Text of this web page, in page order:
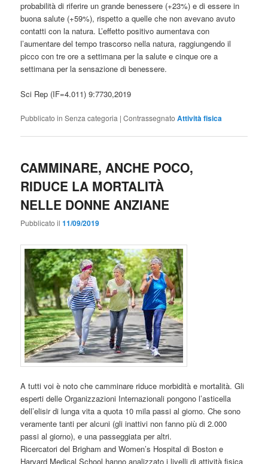
probabilità di riferire un grande benessere (+23%) e di essere in
buona salute (+59%), rispetto a quelle che non avevano avuto
contatti con la natura. L’effetto positivo aumentava con
l’aumentare del tempo trascorso nella natura, raggiungendo il
picco con tre ore a settimana per la salute e cinque ore a
settimana per la sensazione di benessere.
Sci Rep (IF=4.011) 9:7730,2019
Pubblicato in Senza categoria |Contrassegnato Attività fisica
CAMMINARE, ANCHE POCO,
RIDUCE LA MORTALITÀ
NELLE DONNE ANZIANE
Pubblicato il11/09/2019
A tutti voi è noto che camminare riduce morbidità e mortalità. Gli
esperti delle Organizzazioni Internazionali pongono l’asticella
dell’elisir di lunga vita a quota 10 mila passi al giorno. Che sono
veramente tanti per alcuni (gli inattivi non fanno più di 2.000
passi al giorno), e una passeggiata per altri.
Ricercatori del Brigham and Women’s Hospital di Boston e
Harvard Medical School hanno analizzato i livelli di attività fisica